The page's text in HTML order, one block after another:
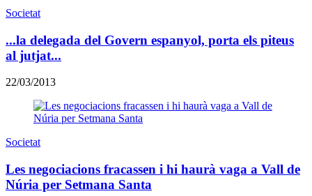
Societat
...la delegada del Govern espanyol, porta els piteus
al jutjat...
22/03/2013
Societat
Les negociacions fracassen i hi haurà vaga a Vall de
Núria per Setmana Santa